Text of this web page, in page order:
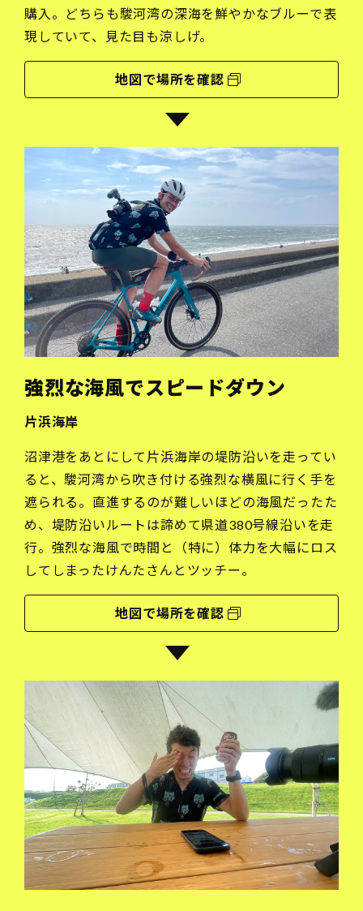
購入。どちらも駿河湾の深海を鮮やかなブルーで表
現していて、見た目も涼しげ。
地図で場所を確認
強烈な海風でスピードダウン
片浜海岸
沼津港をあとにして片浜海岸の堤防沿いを走ってい
ると、駿河湾から吹き付ける強烈な横風に行く手を
遮られる。直進するのが難しいほどの海風だったた
め、堤防沿いルートは諦めて県道380号線沿いを走
行。強烈な海風で時間と（特に）体力を大幅にロス
してしまったけんたさんとツッチー。
地図で場所を確認